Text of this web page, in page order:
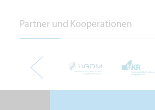
Partner und Kooperationen